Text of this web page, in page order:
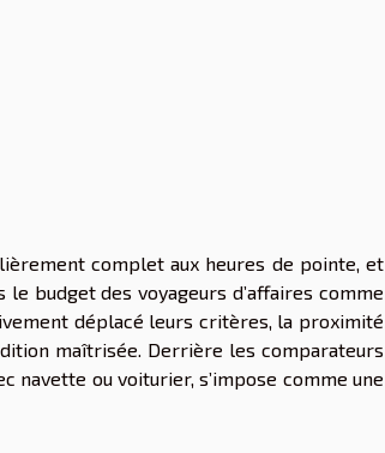
complet aux heures de pointe, et
budget des voyageurs d’affaires comme
déplacé leurs critères, la proximité
maîtrisée. Derrière les comparateurs
navette ou voiturier, s’impose comme une